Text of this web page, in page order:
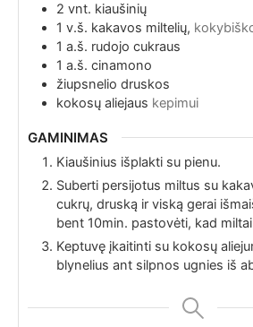
2 vnt. kiaušinių
1 v.š. kakavos miltelių,
1 a.š. rudojo cukraus
1 a.š. cinamono
žiupsnelio druskos
kokosų aliejaus kepimui
GAMINIMAS
Kiaušinius išplakti su pienu.
Suberti persijotus miltus su
cukrų, druską ir viską gerai
bent 10min. pastovėti, kad
Keptuvę įkaitinti su kokosų
blynelius ant silpnos ugnies iš